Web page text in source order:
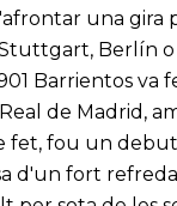
una gira
Berlín
Barrientos va
de Madrid,
fet, fou un
d'un fort